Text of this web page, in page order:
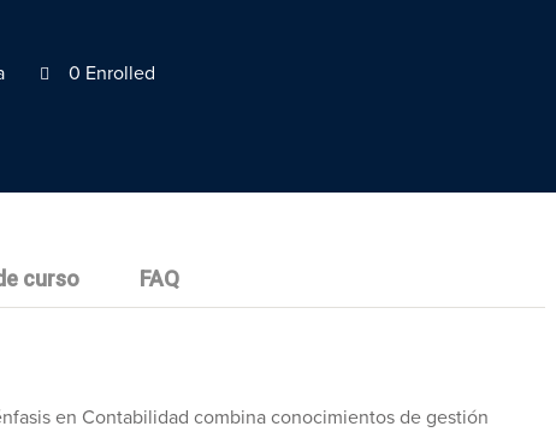
0 Enrolled
curso FAQ
en Contabilidad combina conocimientos de gestión